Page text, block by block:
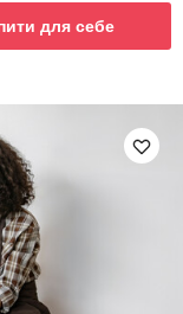
для себе